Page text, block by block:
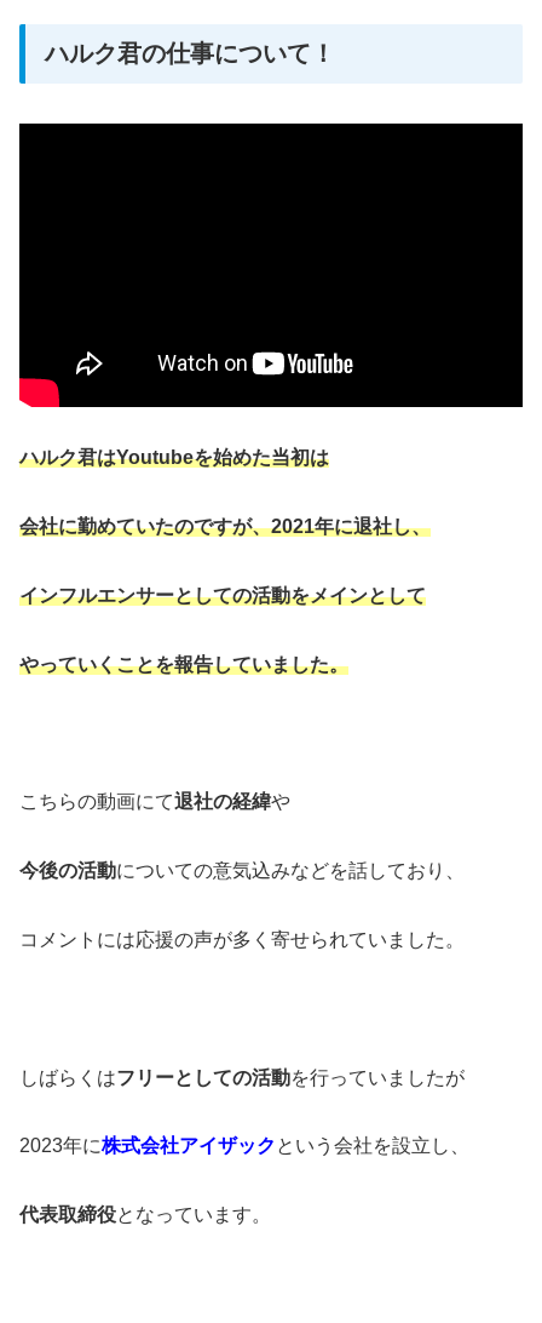
ハルク君の仕事について！
ハルク君はYoutubeを始めた当初は
会社に勤めていたのですが、2021年に退社し、
インフルエンサーとしての活動をメインとして
やっていくことを報告していました。
こちらの動画にて退社の経緯や
今後の活動についての意気込みなどを話しており、
コメントには応援の声が多く寄せられていました。
しばらくはフリーとしての活動を行っていましたが
2023年に株式会社アイザック という会社を設立し、
代表取締役となっています。